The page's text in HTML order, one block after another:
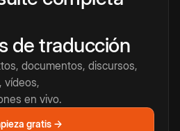
de traducción
documentos, discursos,
vídeos,
en vivo.
gratis →